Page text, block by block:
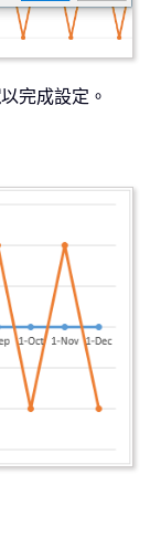
以完成設定。